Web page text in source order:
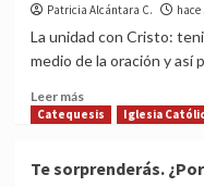
el
Misterio
de
Santísima
Trinidad?
Patricia Alcántara C. hace
La unidad con Cristo:
medio de la oración y así
Leer másRead
more
ser
Catequesis Iglesia
Te sorprenderás.